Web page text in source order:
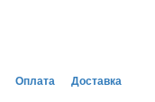
Оплата Доставка